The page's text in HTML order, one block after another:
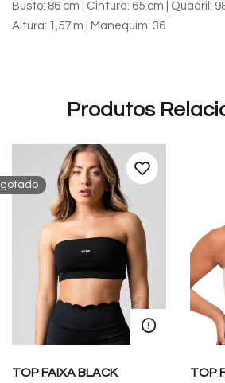
Busto: 86 cm | Cintura: 65 cm | Quadril:
Altura: 1,57 m | Manequim: 36
Produtos
TOP FAIXA BLACK TOP